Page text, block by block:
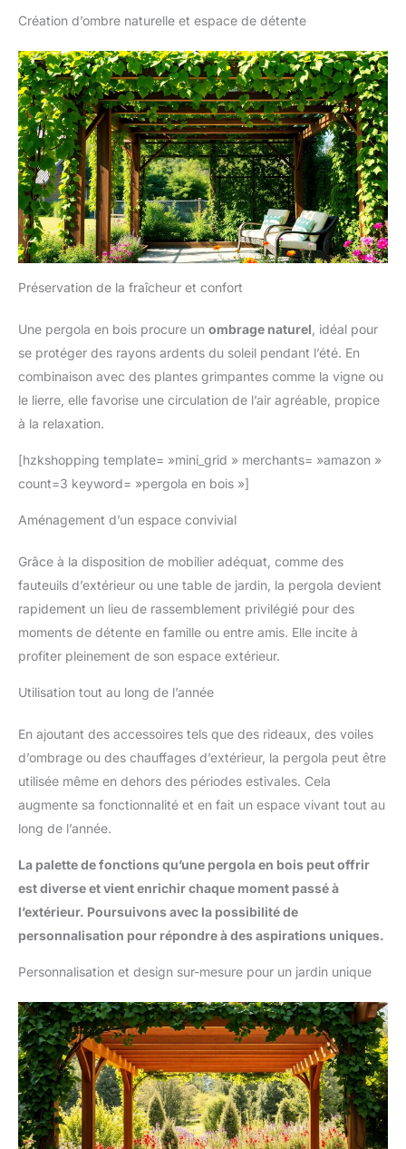
Création d’ombre naturelle et espace de détente
Préservation de la fraîcheur et confort
Une pergola en bois procure un ombrage naturel , idéal pour
se protéger des rayons ardents du soleil pendant l’été. En
combinaison avec des plantes grimpantes comme la vigne ou
le lierre, elle favorise une circulation de l’air agréable, propice
à la relaxation.
[hzkshopping template= »mini_grid » merchants= »amazon »
count=3 keyword= »pergola en bois »]
Aménagement d’un espace convivial
Grâce à la disposition de mobilier adéquat, comme des
fauteuils d’extérieur ou une table de jardin, la pergola devient
rapidement un lieu de rassemblement privilégié pour des
moments de détente en famille ou entre amis. Elle incite à
profiter pleinement de son espace extérieur.
Utilisation tout au long de l’année
En ajoutant des accessoires tels que des rideaux, des voiles
d’ombrage ou des chauffages d’extérieur, la pergola peut être
utilisée même en dehors des périodes estivales. Cela
augmente sa fonctionnalité et en fait un espace vivant tout au
long de l’année.
La palette de fonctions qu’une pergola en bois peut offrir
est diverse et vient enrichir chaque moment passé à
l’extérieur. Poursuivons avec la possibilité de
personnalisation pour répondre à des aspirations uniques.
Personnalisation et design sur-mesure pour un jardin unique